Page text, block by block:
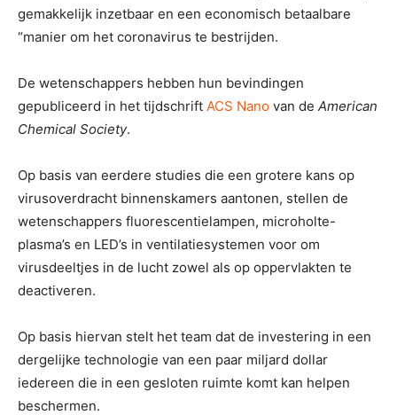
gemakkelijk inzetbaar en een economisch betaalbare
“manier om het coronavirus te bestrijden.
De wetenschappers hebben hun bevindingen
gepubliceerd in het tijdschrift ACS Nano van de American
Chemical Society.
Op basis van eerdere studies die een grotere kans op
virusoverdracht binnenskamers aantonen, stellen de
wetenschappers fluorescentielampen, microholte-
plasma’s en LED’s in ventilatiesystemen voor om
virusdeeltjes in de lucht zowel als op oppervlakten te
deactiveren.
Op basis hiervan stelt het team dat de investering in een
dergelijke technologie van een paar miljard dollar
iedereen die in een gesloten ruimte komt kan helpen
beschermen.